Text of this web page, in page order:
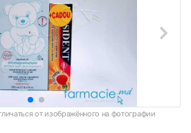
от изображённого на фотографии